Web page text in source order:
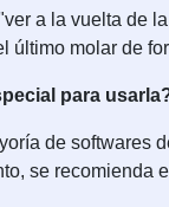
a la vuelta de
último molar de
para
de softwares
se recomienda